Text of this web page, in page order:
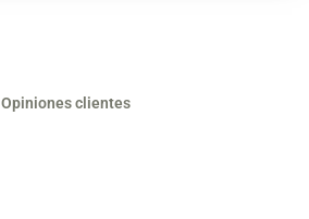
Opiniones clientes